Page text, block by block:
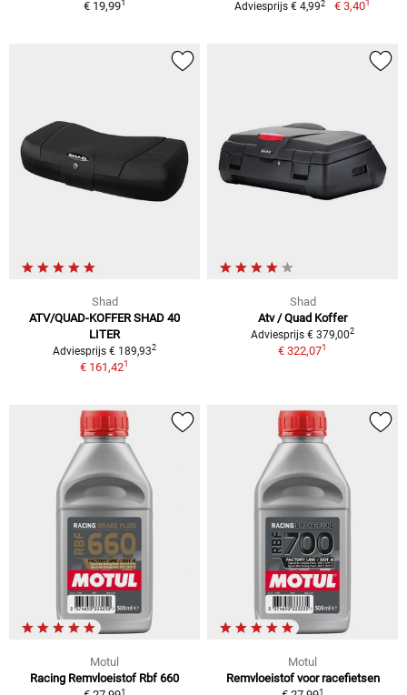
€ 19,991 Adviesprijs € 4,992 € 3,401
Shad
ATV/QUAD-KOFFER SHAD 40
LITER
Adviesprijs € 189,932
€ 161,421
Shad
Atv / Quad Koffer
Adviesprijs € 379,002
€ 322,071
Motul
Racing Remvloeistof Rbf 660
1
Motul
Remvloeistof voor racefietsen
1